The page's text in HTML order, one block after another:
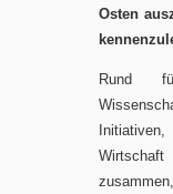
Osten
Rund
Wirtschaft